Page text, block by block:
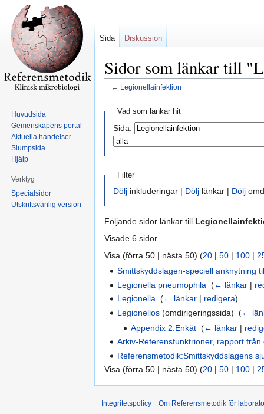
Sidor som länkar till
← Legionellainfektion
Hoppa
navigering
Hoppa
sök
Vad som länkar hit
Sida:
Filter
Dölj inkluderingar | Dölj länkar | Dölj
Följande sidor länkar till
Visade 6 sidor.
Visa (förra 50 | nästa 50) (20 | 50 | 100 |
Smittskyddslagen-speciell anknytning
Legionella pneumophila ‎(← länkar |
Legionella ‎(← länkar | redigera)
Legionellos (omdirigeringssida) ‎(←
Appendix 2.Enkät‎ (← länkar|
Arkiv-Referensfunktrioner, rapport
Referensmetodik:Smittskyddslagens
Visa (förra 50 | nästa 50) (20 | 50 | 100 |
Sida Diskussion
Huvudsida
Gemenskapens portal
Aktuella händelser
Slumpsida
Hjälp
Verktyg
Specialsidor
Utskriftsvänlig version
Integritetspolicy Om Referensmetodik för